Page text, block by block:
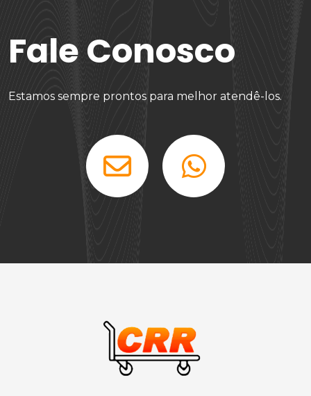
Fale Conosco
Estamos sempre prontos para melhor atendê-los.